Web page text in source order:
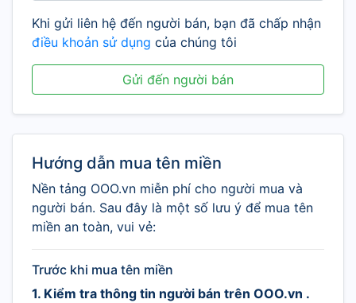
Khi gửi liên hệ đến người bán, bạn đã chấp nhận
điều khoản sử dụng của chúng tôi
Gửi đến người bán
Hướng dẫn mua tên miền
Nền tảng OOO.vn miễn phí cho người mua và
người bán. Sau đây là một số lưu ý để mua tên
miền an toàn, vui vẻ:
Trước khi mua tên miền
1. Kiểm tra thông tin người bán trên OOO.vn .